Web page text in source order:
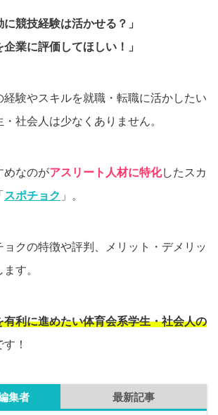
に競技経験は活かせる？」
企業に評価してほしい！」
経験やスキルを就職・転職に活かしたい
社会人は少なくありません。
めなのがアスリート人材に特化したスカ
スポチョク 」。
クの特徴や評判、メリット・デメリッ
す。
有利に進めたい体育会系学生・社会人の
！
集者 最新記事